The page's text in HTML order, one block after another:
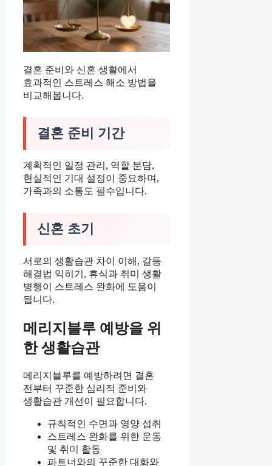
결혼 준비와 신혼 생활에서
효과적인 스트레스 해소 방법을
비교해봅니다.
결혼 준비 기간
계획적인 일정 관리, 역할 분담,
현실적인 기대 설정이 중요하며,
가족과의 소통도 필수입니다.
신혼 초기
서로의 생활습관 차이 이해, 갈등
해결법 익히기, 휴식과 취미 생활
병행이 스트레스 완화에 도움이
됩니다.
메리지블루 예방을 위
한 생활습관
메리지블루를 예방하려면 결혼
전부터 꾸준한 심리적 준비와
생활습관 개선이 필요합니다.
규칙적인 수면과 영양 섭취
스트레스 완화를 위한 운동
및 취미 활동
파트너와의 꾸준한 대화와